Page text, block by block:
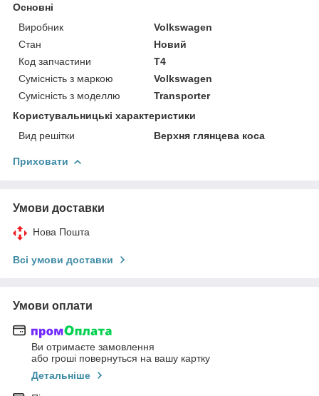
Основні
Виробник
Volkswagen
Стан
Новий
Код запчастини
T4
Сумісність з маркою
Volkswagen
Сумісність з моделлю
Transporter
Користувальницькі характеристики
Вид решітки
Верхня глянцева коса
Приховати
Умови доставки
Нова Пошта
Всі умови доставки
Умови оплати
Ви отримаєте замовлення
або гроші повернуться на вашу картку
Детальніше